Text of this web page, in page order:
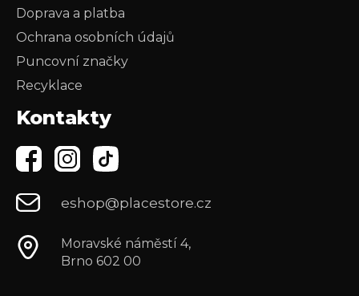
Doprava a platba
Ochrana osobních údajů
Puncovní značky
Recyklace
Kontakty
eshop@placestore.cz
Moravské náměstí 4,
Brno 602 00